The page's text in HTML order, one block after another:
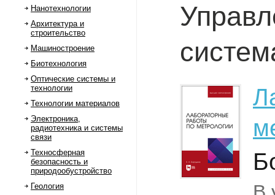
Нанотехнологии
Архитектура и
строительство
Машиностроение
Биотехнология
Оптические системы и
технологии
Технологии материалов
Электроника,
радиотехника и системы
связи
Техносферная
безопасность и
природообустройство
Геология